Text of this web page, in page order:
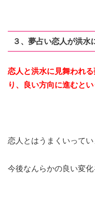
３、夢占い恋人が洪水
恋人と洪水に見舞われ
り、良い方向に進むとい
恋人とはうまくいってい
今後なんらかの良い変